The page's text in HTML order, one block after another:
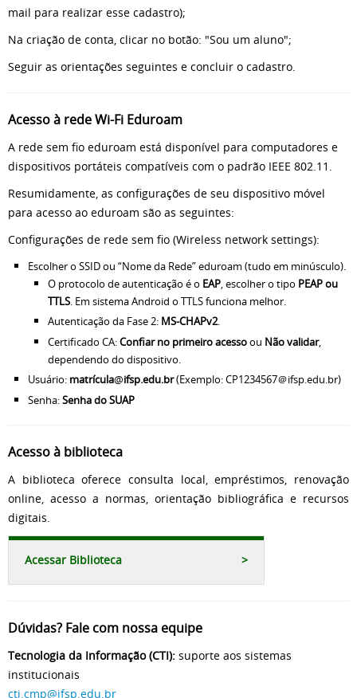
mail para realizar esse cadastro);
Na criação de conta, clicar no botão: "Sou um aluno";
Seguir as orientações seguintes e concluir o cadastro.
Acesso à rede Wi-Fi Eduroam
A rede sem fio eduroam está disponível para computadores e
dispositivos portáteis compatíveis com o padrão IEEE 802.11.
Resumidamente, as configurações de seu dispositivo móvel
para acesso ao eduroam são as seguintes:
Configurações de rede sem fio (Wireless network settings):
Escolher o SSID ou “Nome da Rede” eduroam (tudo em minúsculo).
O protocolo de autenticação é o EAP, escolher o tipo PEAP ou
TTLS. Em sistema Android o TTLS funciona melhor.
Autenticação da Fase 2: MS-CHAPv2.
Certificado CA:Confiar no primeiro acessoou Não validar,
dependendo do dispositivo.
Usuário: matrícula@ifsp.edu.br(Exemplo: CP1234567＠ifsp.edu.br)
Senha:Senha do SUAP
Acesso à biblioteca
A biblioteca oferece consulta local, empréstimos, renovação
online, acesso a normas, orientação bibliográfica e recursos
digitais.
Acessar Biblioteca >
Dúvidas? Fale com nossa equipe
Tecnologia da Informação (CTI): suporte aos sistemas
institucionais
cti.cmp@ifsp.edu.br